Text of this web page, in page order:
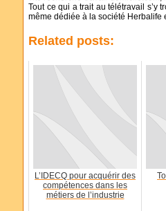
Tout ce qui a trait au télétravail s’y
même dédiée à la société Herbalife
Related posts:
L’IDECQ pour acquérir des
compétences dans les
métiers de l’industrie